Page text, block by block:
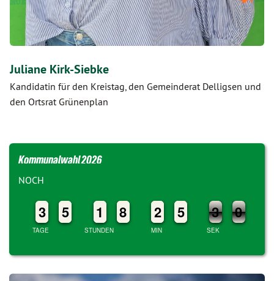
Juliane Kirk-Siebke
Kandidatin für den Kreistag, den Gemeinderat Delligsen und
den Ortsrat Grünenplan
Kommunalwahl 2026
NOCH
TAGE
2
2
3
3 4
4
5
5
STUNDEN
1
1
1
1 7
7
8
8
MIN
1
1
2
2 4
4
5
5
SEK
3
2
2 0
9
9